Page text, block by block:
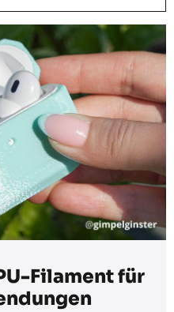
Filament für